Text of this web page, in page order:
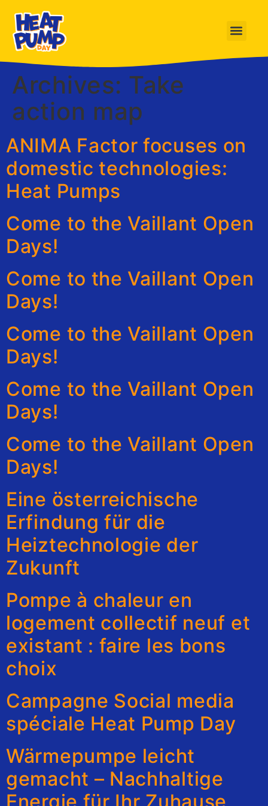
Archives: Take
action map
ANIMA Factor focuses on
domestic technologies:
Heat Pumps
Come to the Vaillant Open
Days!
Come to the Vaillant Open
Days!
Come to the Vaillant Open
Days!
Come to the Vaillant Open
Days!
Come to the Vaillant Open
Days!
Eine österreichische
Erfindung für die
Heiztechnologie der
Zukunft
Pompe à chaleur en
logement collectif neuf et
existant : faire les bons
choix
Campagne Social media
spéciale Heat Pump Day
Wärmepumpe leicht
gemacht – Nachhaltige